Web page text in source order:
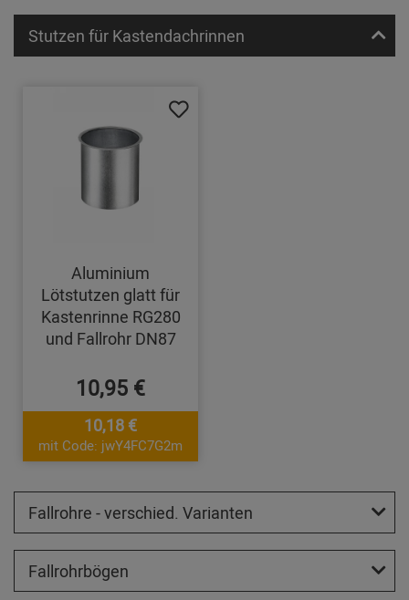
Stutzen für Kastendachrinnen
Aluminium
Lötstutzen glatt für
Kastenrinne RG280
und Fallrohr DN87
10,95 €
10,18 €
mit Code: jwY4FC7G2m
Fallrohre - verschied. Varianten
Fallrohrbögen